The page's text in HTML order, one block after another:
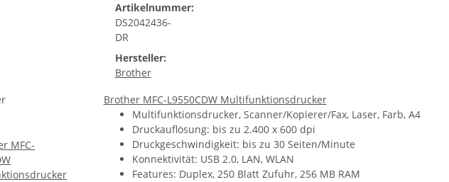
Artikelnummer:
DS2042436-
DR
Hersteller:
Brother
Brother MFC-L9550CDW Multifunktionsdrucker
Multifunktionsdrucker, Scanner/Kopierer/Fax, Laser, Farb, A4
Druckauflösung: bis zu 2.400 x 600 dpi
Druckgeschwindigkeit: bis zu 30 Seiten/Minute
Konnektivität: USB 2.0, LAN, WLAN
Features: Duplex, 250 Blatt Zufuhr, 256 MB RAM